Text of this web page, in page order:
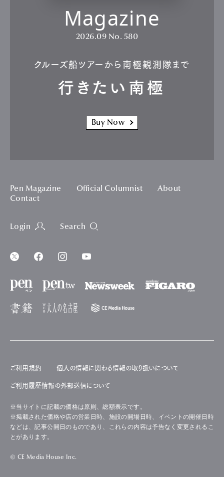
Magazine
2026.09 No. 580
クルーズ船ツアーから南極観測隊まで
行きたい南極
Buy Now
Pen Magazine Official Columnist
About
Contact
Login Search
ご利用規約 個人の情報に関わる情報の取り扱いについて
ご利用履歴情報の外部送信について
※当サイトに記載の価格は原則、総額表示です。
※掲載された価格や店の営業日時、施設の開場日時、イベントの開催日時
などは、記事公開日のものであり、これらの内容は予告なく変更されるこ
とがあります。
© CE Media House Inc.